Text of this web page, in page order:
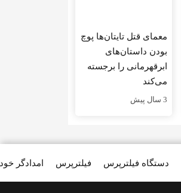
معمای قتل تایتان‌ها پوچ
بودن داستان‌های
ابرقهرمانی را برجسته
می‌کند
3 سال پیش
امدادگر فیلترپرس دستگاه فیلترپرس